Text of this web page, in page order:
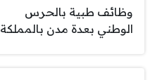
وظائف طبية بالحرس
الوطني بعدة مدن بالمملكة